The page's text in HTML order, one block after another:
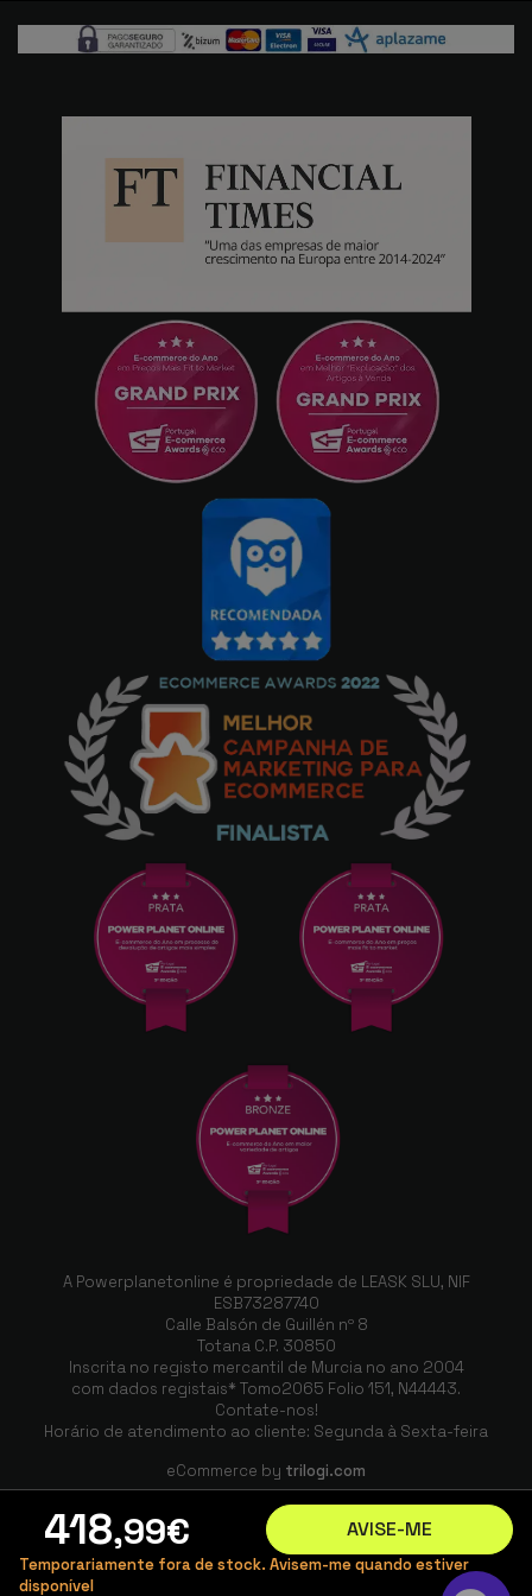
22/09/2025
418,99€ AVISE-ME
Temporariamente fora de stock. Avisem-me quando estiver
disponível
A Powerplanetonline é propriedade de LEASK SLU, NIF
ESB73287740
Calle Balsón de Guillén nº 8
Totana C.P. 30850
Inscrita no registo mercantil de Murcia no ano 2004
com dados registais* Tomo2065 Folio 151, N44443.
Contate-nos!
Horário de atendimento ao cliente: Segunda à Sexta-feira
eCommerce by trilogi.com